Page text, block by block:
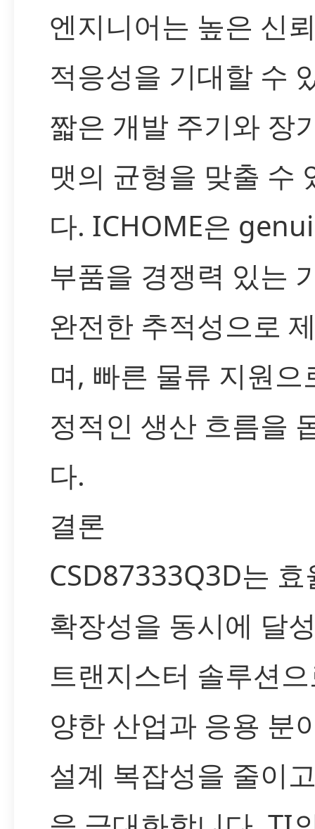
엔지니어는 높은 신
적응성을 기대할 수
짧은 개발 주기와 장
맷의 균형을 맞출 수
다. ICHOME은
부품을 경쟁력 있는
완전한 추적성으로
며, 빠른 물류 지원으
정적인 생산 흐름을
다.
결론
CSD87333Q3D는
확장성을 동시에 달
트랜지스터 솔루션
양한 산업과 응용 분
설계 복잡성을 줄이